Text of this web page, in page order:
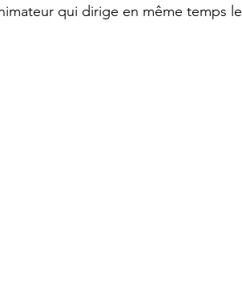
qui dirige en même temps le